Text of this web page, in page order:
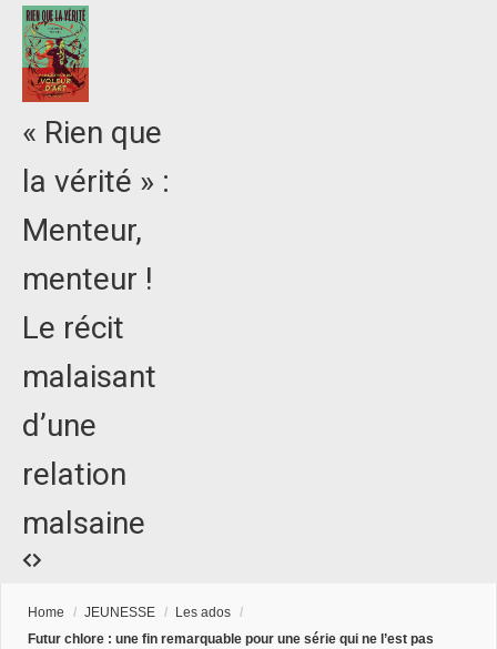
« Rien que
la vérité » :
Menteur,
menteur !
Le récit
malaisant
d’une
relation
malsaine
Home / JEUNESSE / Les ados /
Futur chlore : une fin remarquable pour une série qui ne l’est pas